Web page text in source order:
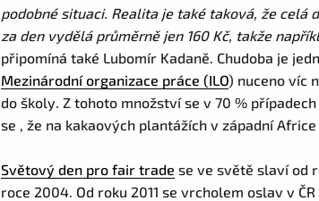
podobné situaci. Realita je také taková, že
za den vydělá průměrně jen 160 Kč, takže
připomíná také Lubomír Kadaně. Chudoba je
Mezinárodní organizace práce (ILO) nuceno víc
do školy. Z tohoto množství se v 70 %
se , že na kakaových plantážích v západní
Světový den pro fair trade se ve světě slaví od
roce 2004. Od roku 2011 se vrcholem oslav v